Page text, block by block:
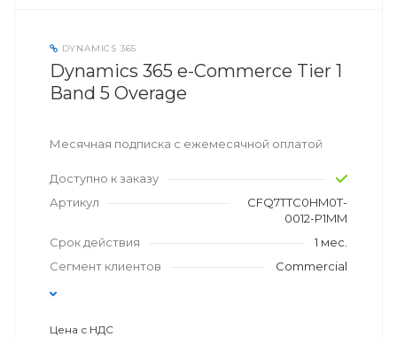
DYNAMICS 365
Dynamics 365 e-Commerce Tier 1
Band 5 Overage
Месячная подписка с ежемесячной оплатой
Доступно к заказу
Артикул
CFQ7TTC0HM0T-
0012-P1MM
Срок действия
1 мес.
Сегмент клиентов
Commercial
Цена с НДС